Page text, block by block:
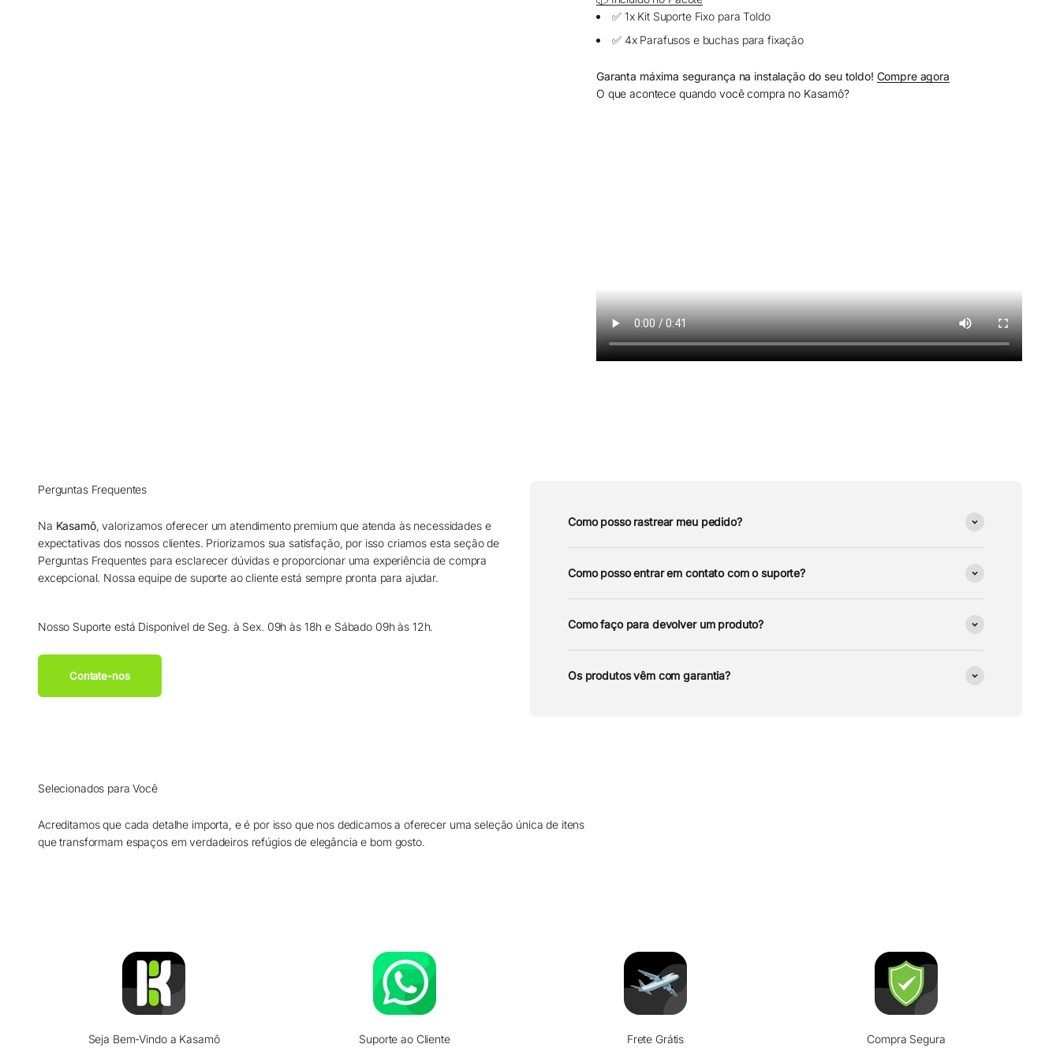
✅ 1x Kit Suporte Fixo para Toldo
✅ 4x Parafusos e buchas para fixação
Garanta máxima segurança na instalação do seu toldo! Compre agora
O que acontece quando você compra no Kasamô?
Perguntas Frequentes
Na Kasamô, valorizamos oferecer um atendimento premium que atenda às necessidades e
expectativas dos nossos clientes. Priorizamos sua satisfação, por isso criamos esta seção de
Perguntas Frequentes para esclarecer dúvidas e proporcionar uma experiência de compra
excepcional. Nossa equipe de suporte ao cliente está sempre pronta para ajudar.
Nosso Suporte está Disponível de Seg. à Sex. 09h às 18h e Sábado 09h às 12h.
Contate-nos
Como posso rastrear meu pedido?
Como posso entrar em contato com o suporte?
Como faço para devolver um produto?
Os produtos vêm com garantia?
Selecionados para Você
Acreditamos que cada detalhe importa, e é por isso que nos dedicamos a oferecer uma seleção única de itens
que transformam espaços em verdadeiros refúgios de elegância e bom gosto.
Seja Bem-Vindo a Kasamô Suporte ao Cliente Frete Grátis Compra Segura